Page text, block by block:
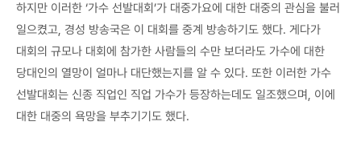
하지만 이러한 ‘가수 선발대회’가 대중가요에 대한 대중의 관심을 불러
일으켰고, 경성 방송국은 이 대회를 중계 방송하기도 했다. 게다가
대회의 규모나 대회에 참가한 사람들의 수만 보더라도 가수에 대한
당대인의 열망이 얼마나 대단했는지를 알 수 있다. 또한 이러한 가수
선발대회는 신종 직업인 직업 가수가 등장하는데도 일조했으며, 이에
대한 대중의 욕망을 부추기기도 했다.